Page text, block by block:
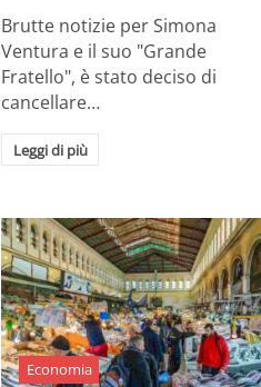
Brutte notizie per Simona
Ventura e il suo "Grande
Fratello", è stato deciso di
cancellare…
Leggi di più
Economia